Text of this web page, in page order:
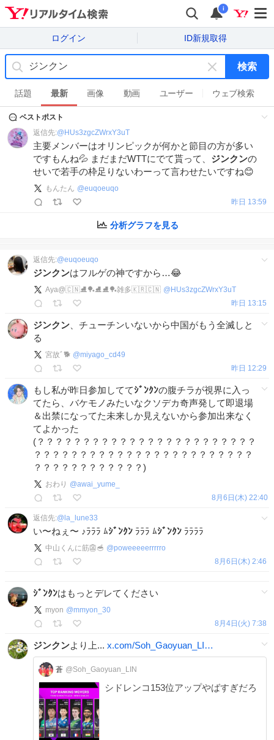
i
ログイン ID新規取得
キ
ー
ワ
を
消
す
検索
話題 最新 画像 動画 ユーザー ウェブ検索
ベストポスト
返信先:@ HUs3zgcZWrxY3uT
主要メンバーはオリンピックが何かと節目の方が多い
ですもんね💦 まだまだWTTにでて貰って、 ジンクンの
せいで若手の枠足りないわーって言わせたいですね😊
もんたん @euqoeuqo
昨日 13:59
分析グラフを見る
返信先:@euqoeuqo
ジンクンはフルゲの神ですから…😂
Aya@🇨🇳⛸️🏓⛸️⛸🏓雑多🇰🇷🇨🇳 @ HUs3zgcZWrxY3uT
昨日 13:15
ジンクン 、チューチンいないから中国がもう全滅しと
る
宮故ﾞ🐕 @miyago_cd49
昨日 12:29
もし私が昨日参加しててｼﾞﾝｸﾝの腹チラが視界に入っ
てたら、バケモノみたいなクソデカ奇声発して即退場
＆出禁になってた未来しか見えないから参加出来なく
てよかった
(？？？？？？？？？？？？？？？？？？？？？？？？
？？？？？？？？？？？？？？？？？？？？？？？？
？？？？？？？？？？？？)
おわり @awai_yume_
8月6日(木) 22:40
返信先:@ la_lune33
い〜ねぇ〜 ♪ﾗﾗﾗ ﾑｼﾞﾝｸﾝ ﾗﾗﾗ ﾑｼﾞﾝｸﾝ ﾗﾗﾗﾗ
中山くんに筋👺🥣 @poweeeeerrrrro
8月6日(木) 2:46
ｼﾞﾝｸﾝはもっとデレてください
myon @mmyon_30
8月4日(火) 7:38
ジンクンより上... x.com/Soh_Gaoyuan_LI…
蒼 @Soh_Gaoyuan_LIN
シドレンコ153位アップやばすぎだろ